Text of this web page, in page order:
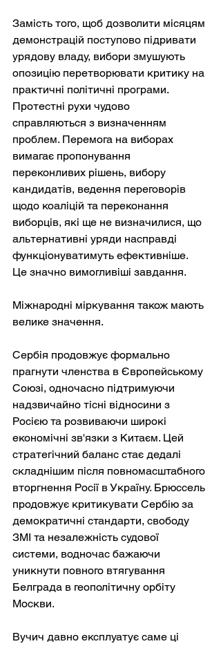
Замість того, щоб дозволити місяцям
демонстрацій поступово підривати
урядову владу, вибори змушують
опозицію перетворювати критику на
практичні політичні програми.
Протестні рухи чудово
справляються з визначенням
проблем. Перемога на виборах
вимагає пропонування
переконливих рішень, вибору
кандидатів, ведення переговорів
щодо коаліцій та переконання
виборців, які ще не визначилися, що
альтернативні уряди насправді
функціонуватимуть ефективніше.
Це значно вимогливіші завдання.
Міжнародні міркування також мають
велике значення.
Сербія продовжує формально
прагнути членства в Європейському
Союзі, одночасно підтримуючи
надзвичайно тісні відносини з
Росією та розвиваючи широкі
економічні зв'язки з Китаєм. Цей
стратегічний баланс стає дедалі
складнішим після повномасштабного
вторгнення Росії в Україну. Брюссель
продовжує критикувати Сербію за
демократичні стандарти, свободу
ЗМІ та незалежність судової
системи, водночас бажаючи
уникнути повного втягування
Белграда в геополітичну орбіту
Москви.
Вучич давно експлуатує саме ці